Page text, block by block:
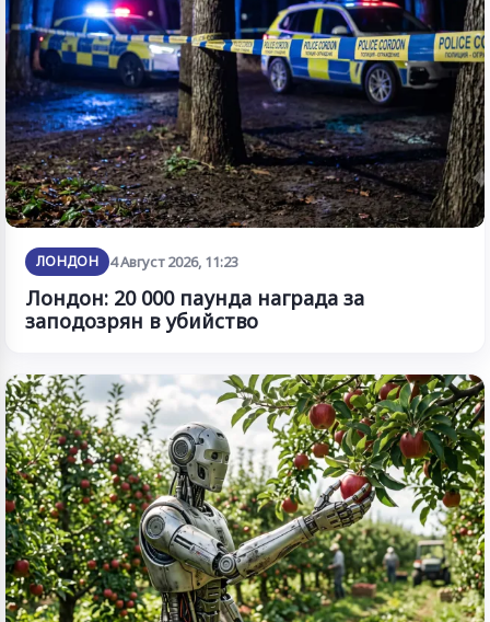
ЛОНДОН 4 Август 2026, 11:23
Лондон: 20 000 паунда награда за
заподозрян в убийство